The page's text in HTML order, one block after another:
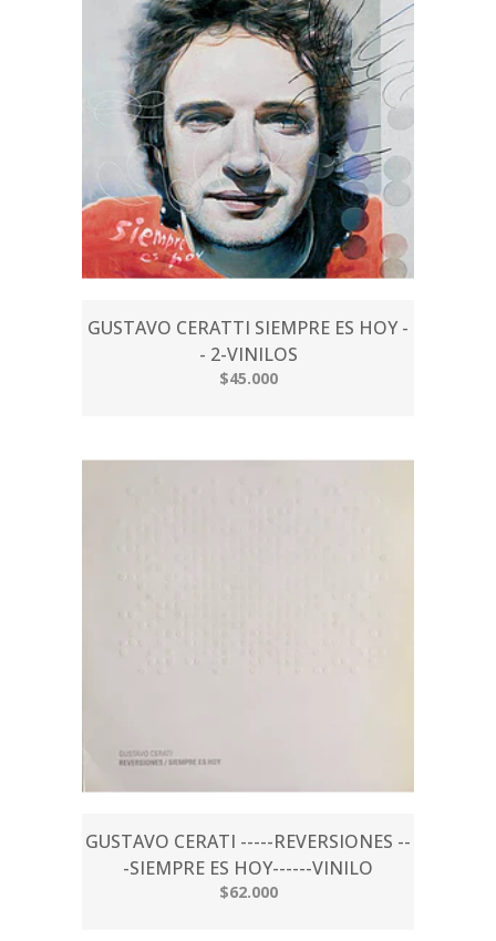
GUSTAVO CERATTI SIEMPRE ES HOY -
- 2-VINILOS
$45.000
GUSTAVO CERATI -----REVERSIONES --
-SIEMPRE ES HOY------VINILO
$62.000